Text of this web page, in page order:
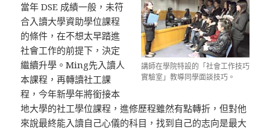
講師在學院特設的「社會工作技巧
實驗室」教導同學面談技巧。
當年 DSE 成績一般，未符
合入讀大學資助學位課程
的條件，在不想太早踏進
社會工作的前提下，決定
繼續升學。Ming先入讀人
本課程，再轉讀社工課
程，今年新學年將銜接本
地大學的社工學位課程，進修歷程雖然有點轉折，但對他
來說最終能入讀自己心儀的科目，找到自己的志向是最大